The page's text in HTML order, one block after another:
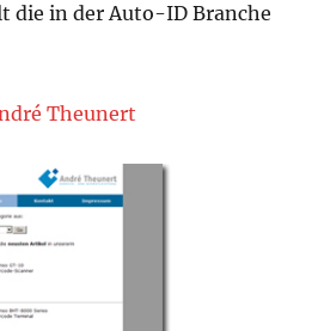
die in der Auto-ID Branche